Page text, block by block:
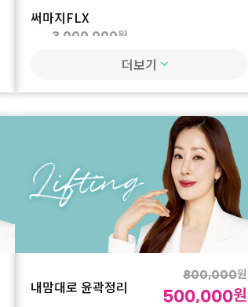
써마지FLX
3,000,000원
원
써마지FLX 600샷
써마지FLX
2,400,000
써마지FLX 900샷
더보기
내맘대로 윤곽정리
800,000원
500,000원